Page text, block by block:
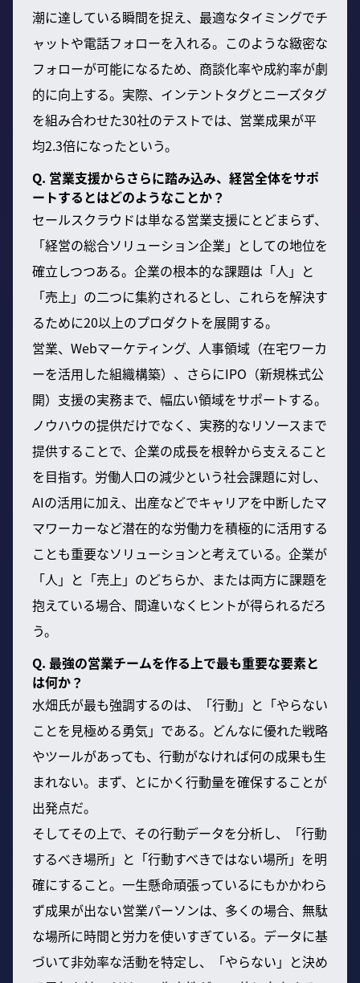
潮に達している瞬間を捉え、最適なタイミングでチ
ャットや電話フォローを入れる。このような緻密な
フォローが可能になるため、商談化率や成約率が劇
的に向上する。実際、インテントタグとニーズタグ
を組み合わせた30社のテストでは、営業成果が平
均2.3倍になったという。
Q. 営業支援からさらに踏み込み、経営全体をサポ
ートするとはどのようなことか？
セールスクラウドは単なる営業支援にとどまらず、
「経営の総合ソリューション企業」としての地位を
確立しつつある。企業の根本的な課題は「人」と
「売上」の二つに集約されるとし、これらを解決す
るために20以上のプロダクトを展開する。
営業、Webマーケティング、人事領域（在宅ワーカ
ーを活用した組織構築）、さらにIPO（新規株式公
開）支援の実務まで、幅広い領域をサポートする。
ノウハウの提供だけでなく、実務的なリソースまで
提供することで、企業の成長を根幹から支えること
を目指す。労働人口の減少という社会課題に対し、
AIの活用に加え、出産などでキャリアを中断したマ
マワーカーなど潜在的な労働力を積極的に活用する
ことも重要なソリューションと考えている。企業が
「人」と「売上」のどちらか、または両方に課題を
抱えている場合、間違いなくヒントが得られるだろ
う。
Q. 最強の営業チームを作る上で最も重要な要素と
は何か？
水畑氏が最も強調するのは、「行動」と「やらない
ことを見極める勇気」である。どんなに優れた戦略
やツールがあっても、行動がなければ何の成果も生
まれない。まず、とにかく行動量を確保することが
出発点だ。
そしてその上で、その行動データを分析し、「行動
するべき場所」と「行動すべきではない場所」を明
確にすること。一生懸命頑張っているにもかかわら
ず成果が出ない営業パーソンは、多くの場合、無駄
な場所に時間と労力を使いすぎている。データに基
づいて非効率な活動を特定し、「やらない」と決め